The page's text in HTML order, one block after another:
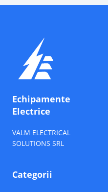
Echipamente
Electrice
VALM ELECTRICAL
SOLUTIONS SRL
Categorii